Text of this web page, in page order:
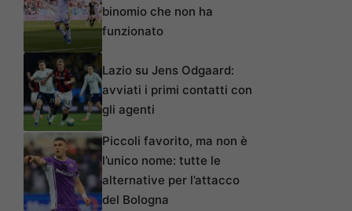
binomio che non ha
funzionato
Lazio su Jens Odgaard:
avviati i primi contatti con
gli agenti
Piccoli favorito, ma non è
l’unico nome: tutte le
alternative per l’attacco
del Bologna